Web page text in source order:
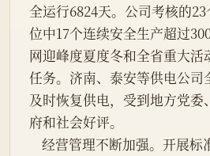
全运行6824天。公司考核的23
位中17个连续安全生产超过
网迎峰度夏度冬和全省重大活
任务。济南、泰安等供电公司
及时恢复供电，受到地方党委
府和社会好评。